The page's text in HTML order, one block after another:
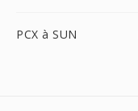
PCX à SUN